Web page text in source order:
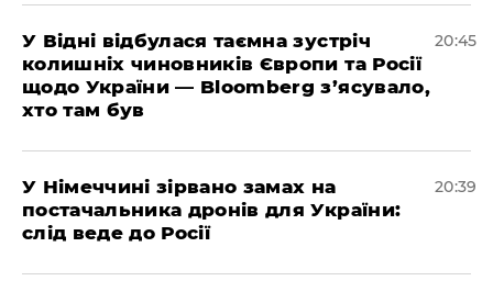
​У Відні відбулася таємна зустріч
колишніх чиновників Європи та Росії
щодо України — Bloomberg з’ясувало,
хто там був
20:45
​У Німеччині зірвано замах на
постачальника дронів для України:
слід веде до Росії
20:39